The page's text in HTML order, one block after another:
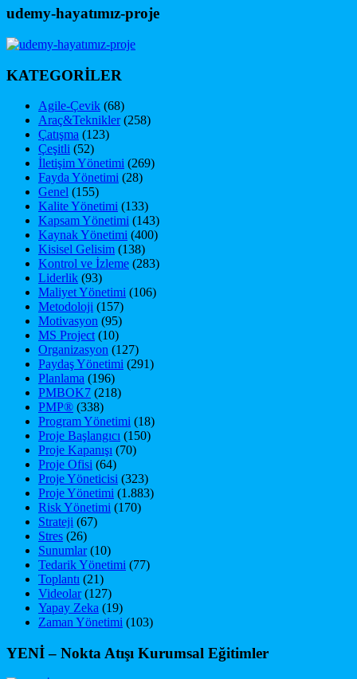
udemy-hayatımız-proje
KATEGORİLER
Agile-Çevik (68)
Araç&Teknikler(258)
Çatışma (123)
Çeşitli (52)
İletişim Yönetimi (269)
Fayda Yönetimi (28)
Genel (155)
Kalite Yönetimi (133)
Kapsam Yönetimi (143)
Kaynak Yönetimi (400)
Kisisel Gelisim (138)
Kontrol ve İzleme (283)
Liderlik (93)
Maliyet Yönetimi (106)
Metodoloji (157)
Motivasyon (95)
MS Project (10)
Organizasyon (127)
Paydaş Yönetimi (291)
Planlama (196)
PMBOK7 (218)
PMP® (338)
Program Yönetimi (18)
Proje Başlangıcı (150)
Proje Kapanışı (70)
Proje Ofisi (64)
Proje Yöneticisi (323)
Proje Yönetimi (1.883)
Risk Yönetimi (170)
Strateji (67)
Stres (26)
Sunumlar(10)
Tedarik Yönetimi (77)
Toplantı (21)
Videolar(127)
Yapay Zeka (19)
Zaman Yönetimi (103)
YENİ – Nokta Atışı Kurumsal Eğitimler